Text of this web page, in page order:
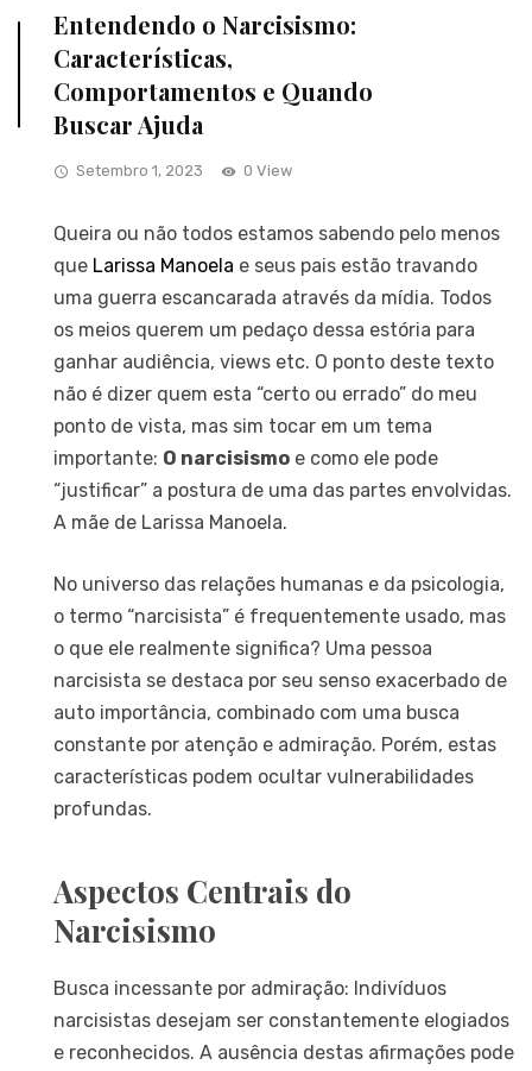
Entendendo o Narcisismo:
Características,
Comportamentos e Quando
Buscar Ajuda
Setembro 1, 2023 0 View
Queira ou não todos estamos sabendo pelo menos
que Larissa Manoela e seus pais estão travando
uma guerra escancarada através da mídia. Todos
os meios querem um pedaço dessa estória para
ganhar audiência, views etc. O ponto deste texto
não é dizer quem esta “certo ou errado” do meu
ponto de vista, mas sim tocar em um tema
importante: O narcisismo e como ele pode
“justificar” a postura de uma das partes envolvidas.
A mãe de Larissa Manoela.
No universo das relações humanas e da psicologia,
o termo “narcisista” é frequentemente usado, mas
o que ele realmente significa? Uma pessoa
narcisista se destaca por seu senso exacerbado de
auto importância, combinado com uma busca
constante por atenção e admiração. Porém, estas
características podem ocultar vulnerabilidades
profundas.
Aspectos Centrais do
Narcisismo
Busca incessante por admiração: Indivíduos
narcisistas desejam ser constantemente elogiados
e reconhecidos. A ausência destas afirmações pode